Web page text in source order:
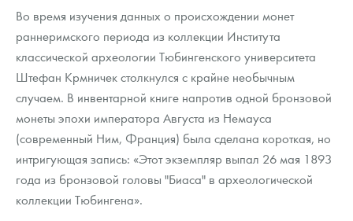
Гарри Поттер
Год Лошади
Флот: ледоколы и корабли
Жетоны "Необыкновенные обитатели глубин"
Ювелирные изделия
Русская нумизматика
Условия возврата
Монеты
Политика конфиденциальности
Политика использования Cookies
Положение по обработке и защите персональных данных
Письмо директору
Во время изучения данных о происхождении монет
раннеримского периода из коллекции Института
классической археологии Тюбингенского университета
Штефан Крмничек столкнулся с крайне необычным
случаем. В инвентарной книге напротив одной бронзовой
монеты эпохи императора Августа из Немауса
(современный Ним, Франция) была сделана короткая, но
интригующая запись: «Этот экземпляр выпал 26 мая 1893
года из бронзовой головы "Биаса" в археологической
коллекции Тюбингена».